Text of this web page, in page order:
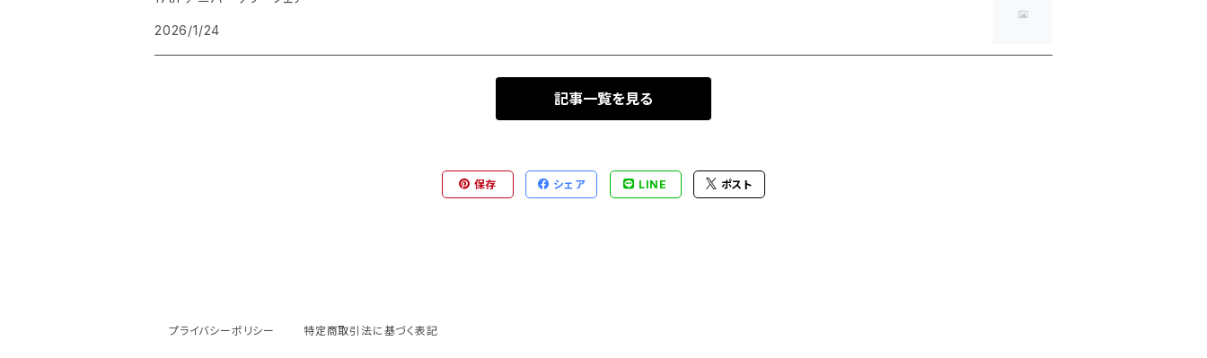
月光荘
yuruliku
2026/1/24
記事一覧を見る
保存 シェア LINE ポスト
プライバシーポリシー 特定商取引法に基づく表記